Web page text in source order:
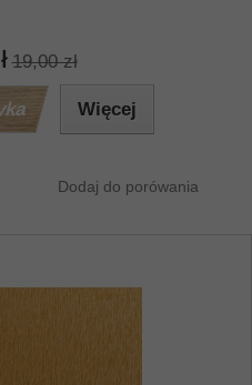
19,00 zł
Więcej
Dodaj do porówania